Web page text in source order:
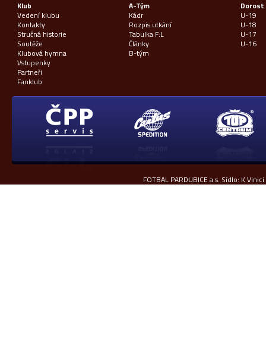
Klub
Vedení klubu
Kontakty
Stručná historie
Soutěže
Klubová hymna
Vstupenky
Partneři
Fanklub
A-Tým
Kádr
Rozpis utkání
Tabulka F:L
Články
B-tým
Dorost
U-19
U-18
U-17
U-16
FOTBAL PARDUBICE a.s. Sídlo: K